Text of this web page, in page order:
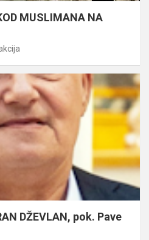
MUSLIMANA NA
DŽEVLAN, pok. Pave